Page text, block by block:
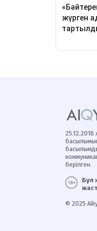
берілген.
Бұл
© 2025